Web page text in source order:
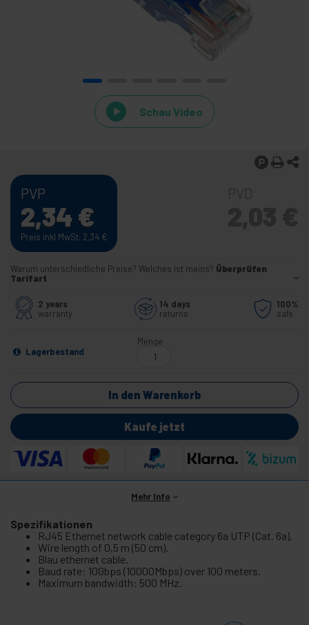
Schau Video
PVP
2,34 €
Preis inkl MwSt: 2,34 €
Warum unterschiedliche Preise? Welches ist meins? Überprüfen
Tarifart
2 years
warranty
14 days
returns
100%
safe
Lagerbestand
Menge
In den Warenkorb
Kaufe jetzt
Mehr Info
Spezifikationen
RJ45 Ethernet network cable category 6a UTP (Cat. 6a).
Wire length of 0,5 m (50 cm).
Blau ethernet cable.
Baud rate: 10Gbps (10000Mbps) over 100 meters.
Maximum bandwidth: 500 MHz.